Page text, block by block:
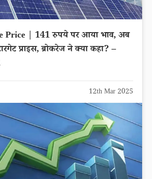
Price | 141 रुपये पर आया भाव, अब
प्राइस, ब्रोकरेज ने क्या कहा? –
12th Mar 2025